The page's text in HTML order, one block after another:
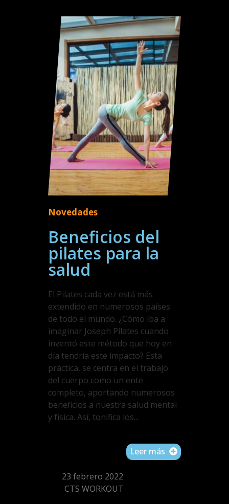
Novedades
Beneficios del
pilates para la
salud
El Pilates cada vez está más
extendido en numerosos países
de todo el mundo. ¿Cómo iba a
imaginar Joseph Pilates cuando
inventó este método que hoy en
día tendría este impacto? Esta
práctica, se centra en el trabajo
del cuerpo como un ente
completo, aportando numerosos
beneficios a nuestra salud mental
y física. Así, tonifica los...
Leer más
23 febrero 2022
CTS WORKOUT